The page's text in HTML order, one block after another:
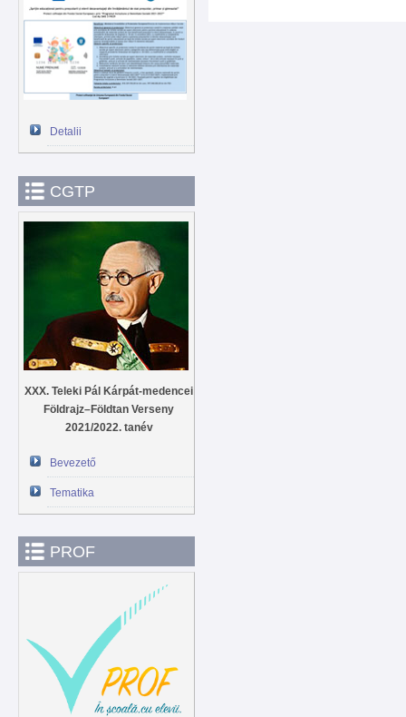
Detalii
CGTP
XXX. Teleki Pál Kárpát-medencei
Földrajz–Földtan Verseny
2021/2022. tanév
Bevezető
Tematika
PROF